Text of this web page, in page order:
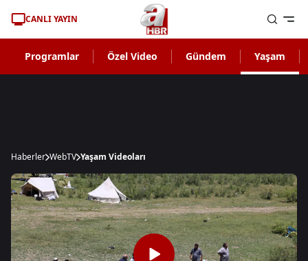
CANLI YAYIN
Programlar Özel Video Gündem Yaşam
Haberler WebTV Yaşam Videoları